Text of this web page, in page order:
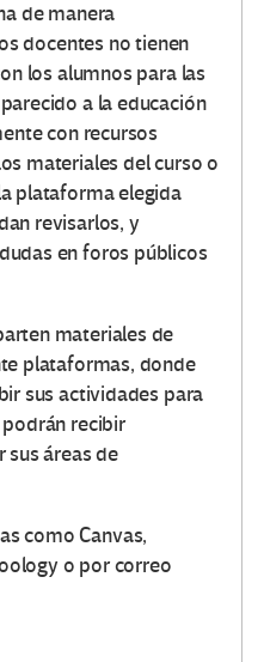
de manera
docentes no tienen
los alumnos para las
a la educación
con recursos
materiales del curso o
plataforma elegida
revisarlos, y
en foros públicos
materiales de
plataformas, donde
sus actividades para
recibir
áreas de
como Canvas,
o por correo